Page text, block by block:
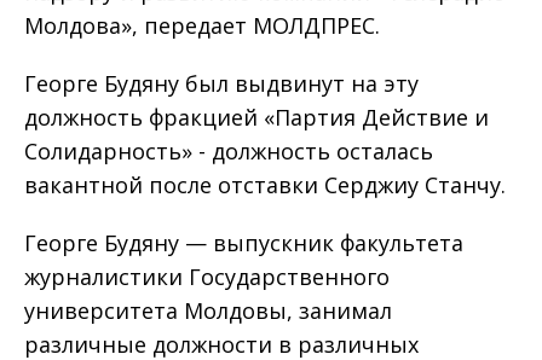
Молдова», передает МОЛДПРЕС.
Георге Будяну был выдвинут на эту
должность фракцией «Партия Действие и
Солидарность» - должность осталась
вакантной после отставки Серджиу Станчу.
Георге Будяну — выпускник факультета
журналистики Государственного
университета Молдовы, занимал
различные должности в различных